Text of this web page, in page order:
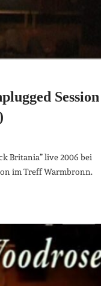
Session
Britania” live 2006 bei
im Treff Warmbronn.